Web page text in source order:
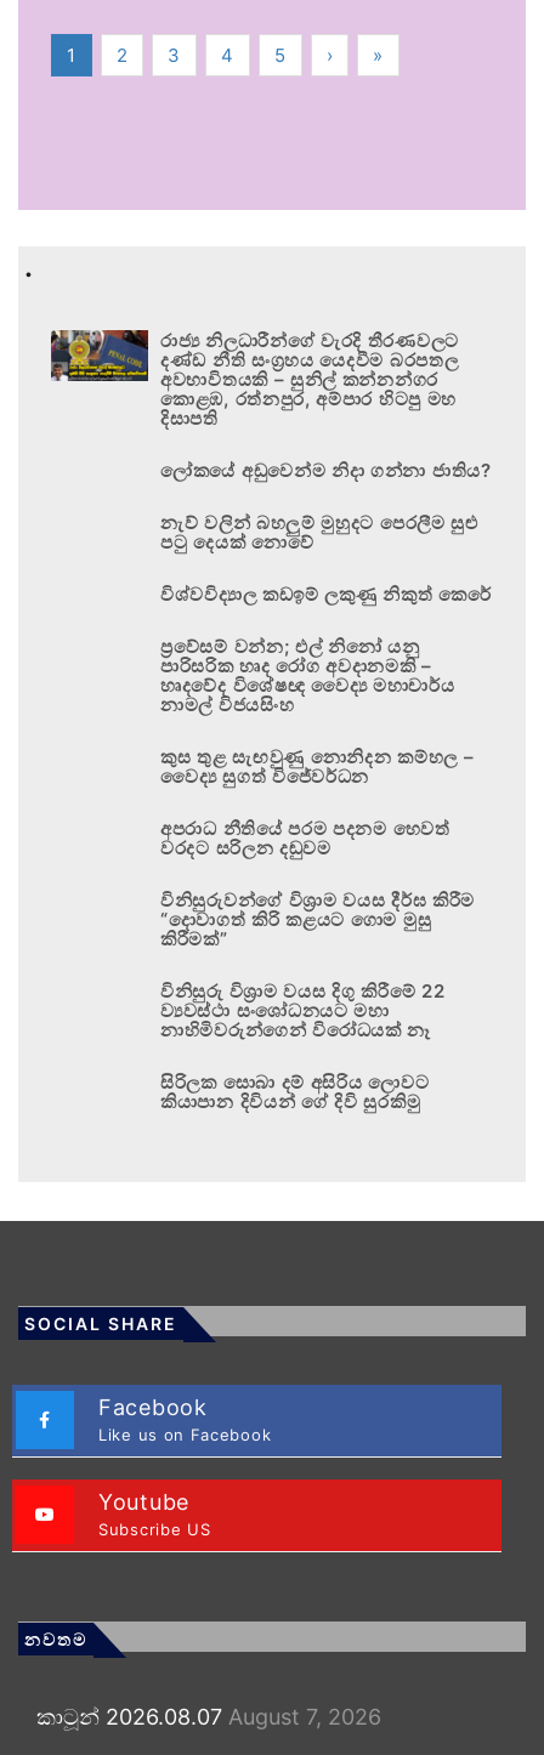
1 2 3 4 5 › »
.
රාජ්‍ය නිලධාරීන්ගේ වැරදි තීරණවලට
දණ්ඩ නීති සංග්‍රහය යෙදවීම බරපතල
අවභාවිතයකි – සුනිල් කන්නන්ගර
කොළඹ, රත්නපුර, අම්පාර හිටපු මහ
දිසාපති
ලෝකයේ අඩුවෙන්ම නිදා ගන්නා ජාතිය?
නැව් වලින් බහලුම් මුහුදට පෙරලීම සුළු
පටු දෙයක් නොවේ
විශ්වවිද්‍යාල කඩඉම් ලකුණු නිකුත් කෙරේ
ප්‍රවේසම් වන්න; එල් නිනෝ යනු
පාරිසරික හෘද රෝග අවදානමකි –
හෘදවේද විශේෂඥ වෛද්‍ය මහාචාර්ය
නාමල් විජයසිංහ
කුස තුළ සැඟවුණු නොනිදන කම්හල –
වෛද්‍ය සුගත් විජේවර්ධන
අපරාධ නීතියේ පරම පදනම හෙවත්
වරදට සරිලන දඬුවම
විනිසුරුවන්ගේ විශ්‍රාම වයස දීර්ඝ කිරීම
“දොවාගත් කිරි කළයට ගොම මුසු
කිරීමක්”
විනිසුරු විශ්‍රාම වයස දිගු කිරීමේ 22
ව්‍යවස්ථා සංශෝධනයට මහා
නාහිමිවරුන්ගෙන් විරෝධයක් නෑ
සිරිලක සොබා දම් අසිරිය ලොවට
කියාපාන දිවියන් ගේ දිවි සුරකිමු
SOCIAL SHARE
Facebook
Like us on Facebook
Youtube
Subscribe US
නවතම
කාටූන් 2026.08.07 August 7, 2026